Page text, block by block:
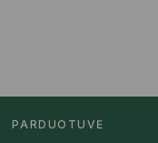
PARDUOTUVĖ